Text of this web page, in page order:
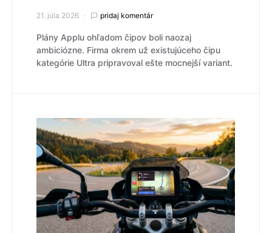
21. júla 2026 pridaj komentár
Plány Applu ohľadom čipov boli naozaj
ambiciózne. Firma okrem už existujúceho čipu
kategórie Ultra pripravoval ešte mocnejší variant.